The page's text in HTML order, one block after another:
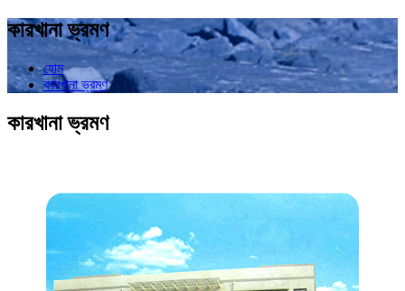
কারখানা ভ্রমণ
হোম
কারখানা ভ্রমণ
কারখানা ভ্রমণ